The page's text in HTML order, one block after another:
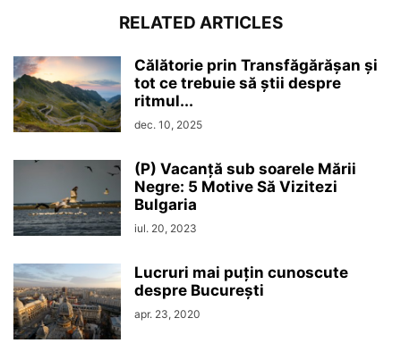
RELATED ARTICLES
Călătorie prin Transfăgărășan și
tot ce trebuie să știi despre
ritmul...
dec. 10, 2025
(P) Vacanță sub soarele Mării
Negre: 5 Motive Să Vizitezi
Bulgaria
iul. 20, 2023
Lucruri mai puțin cunoscute
despre București
apr. 23, 2020